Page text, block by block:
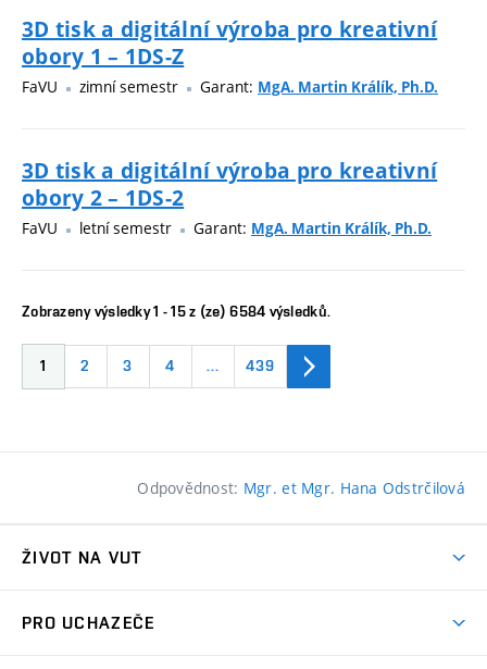
3D tisk a digitální výroba pro kreativní
obory 1 – 1DS-Z
FaVU zimní semestr Garant: MgA. Martin Králík, Ph.D.
3D tisk a digitální výroba pro kreativní
obory 2 – 1DS-2
FaVU letní semestr Garant: MgA. Martin Králík, Ph.D.
Zobrazeny výsledky 1 - 15 z (ze) 6584 výsledků.
1 2 3 4 … 439
Odpovědnost: Mgr. et Mgr. Hana Odstrčilová
ŽIVOT NA VUT
PRO UCHAZEČE